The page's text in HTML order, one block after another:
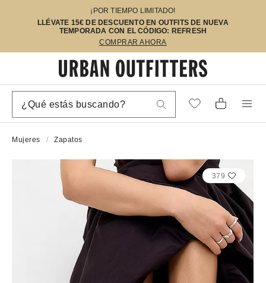
¡POR TIEMPO LIMITADO!
LLÉVATE 15€ DE DESCUENTO EN OUTFITS DE NUEVA
TEMPORADA CON EL CÓDIGO: REFRESH
COMPRAR AHORA
Mujeres Zapatos
379